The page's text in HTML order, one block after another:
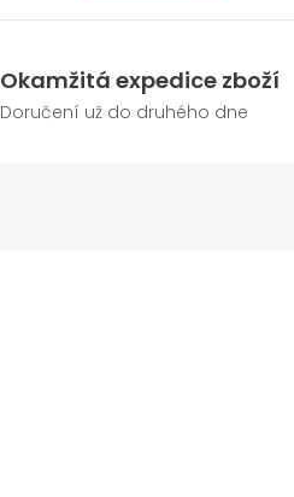
Okamžitá expedice zboží
Doručení už do druhého dne